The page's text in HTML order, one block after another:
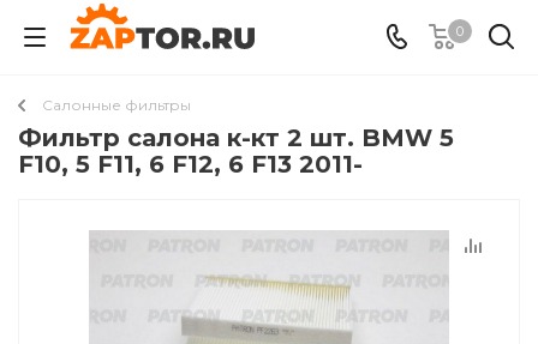
0
Салонные фильтры
Фильтр салона к-кт 2 шт. BMW 5
F10, 5 F11, 6 F12, 6 F13 2011-